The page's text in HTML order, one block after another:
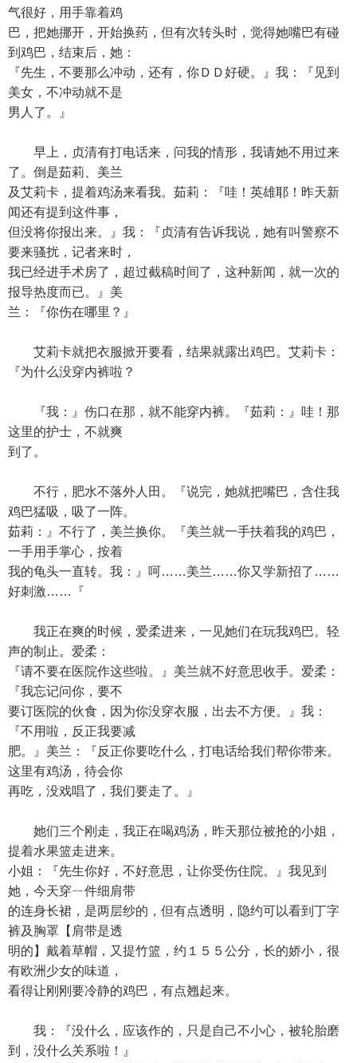
气很好，用手靠着鸡
巴，把她挪开，开始换药，但有次转头时，觉得她嘴巴有碰
到鸡巴，结束后，她：
『先生，不要那么冲动，还有，你ＤＤ好硬。』我：『见到
美女，不冲动就不是
男人了。』
早上，贞清有打电话来，问我的情形，我请她不用过来
了。倒是茹莉、美兰
及艾莉卡，提着鸡汤来看我。茹莉：『哇！英雄耶！昨天新
闻还有提到这件事，
但没将你报出来。』我：『贞清有告诉我说，她有叫警察不
要来骚扰，记者来时，
我已经进手术房了，超过截稿时间了，这种新闻，就一次的
报导热度而已。』美
兰：『你伤在哪里？』
艾莉卡就把衣服掀开要看，结果就露出鸡巴。艾莉卡：
『为什么没穿内裤啦？
『我：』伤口在那，就不能穿内裤。『茹莉：』哇！那
这里的护士，不就爽
到了。
不行，肥水不落外人田。『说完，她就把嘴巴，含住我
鸡巴猛吸，吸了一阵。
茹莉：』不行了，美兰换你。『美兰就一手扶着我的鸡巴，
一手用手掌心，按着
我的龟头一直转。我：』呵……美兰……你又学新招了……
好刺激……『
我正在爽的时候，爱柔进来，一见她们在玩我鸡巴。轻
声的制止。爱柔：
『请不要在医院作这些啦。』美兰就不好意思收手。爱柔：
『我忘记问你，要不
要订医院的伙食，因为你没穿衣服，出去不方便。』我：
『不用啦，反正我要减
肥。』美兰：『反正你要吃什么，打电话给我们帮你带来。
这里有鸡汤，待会你
再吃，没戏唱了，我们要走了。』
她们三个刚走，我正在喝鸡汤，昨天那位被抢的小姐，
提着水果篮走进来。
小姐：『先生你好，不好意思，让你受伤住院。』我见到
她，今天穿ㄧ件细肩带
的连身长裙，是两层纱的，但有点透明，隐约可以看到丁字
裤及胸罩【肩带是透
明的】戴着草帽，又提竹篮，约１５５公分，长的娇小，很
有欧洲少女的味道，
看得让刚刚要冷静的鸡巴，有点翘起来。
我：『没什么，应该作的，只是自己不小心，被轮胎磨
到，没什么关系啦！』